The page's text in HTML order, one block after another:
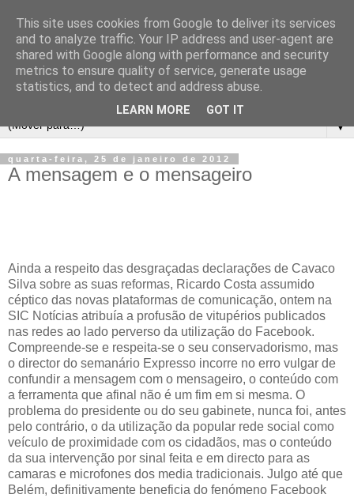
▼
quarta-feira, 25 de janeiro de 2012
A mensagem e o mensageiro
Ainda a respeito das desgraçadas declarações de Cavaco
Silva sobre as suas reformas, Ricardo Costa assumido
céptico das novas plataformas de comunicação, ontem na
SIC Notícias atribuía a profusão de vitupérios publicados
nas redes ao lado perverso da utilização do Facebook.
Compreende-se e respeita-se o seu conservadorismo, mas
o director do semanário Expresso incorre no erro vulgar de
confundir a mensagem com o mensageiro, o conteúdo com
a ferramenta que afinal não é um fim em si mesma. O
problema do presidente ou do seu gabinete, nunca foi, antes
pelo contrário, o da utilização da popular rede social como
veículo de proximidade com os cidadãos, mas o conteúdo
da sua intervenção por sinal feita e em directo para as
camaras e microfones dos media tradicionais. Julgo até que
Belém, definitivamente beneficia do fenómeno Facebook
This site uses cookies from Google to deliver its services
and to analyze traffic. Your IP address and user-agent are
shared with Google along with performance and security
metrics to ensure quality of service, generate usage
statistics, and to detect and address abuse.
LEARN MORE GOT IT